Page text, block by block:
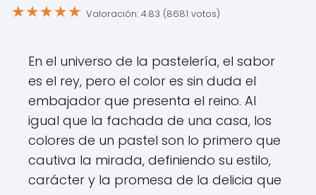
★★★★★ Valoración: 4.83 (8681 votos)
En el universo de la pastelería, el sabor
es el rey, pero el color es sin duda el
embajador que presenta el reino. Al
igual que la fachada de una casa, los
colores de un pastel son lo primero que
cautiva la mirada, definiendo su estilo,
carácter y la promesa de la delicia que